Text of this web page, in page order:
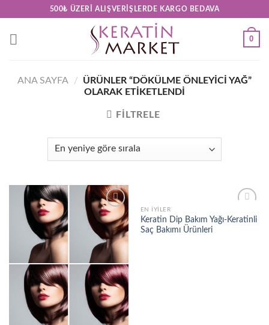
content
500₺ ÜZERI ALIŞVERIŞLERDE KARGO BEDAVA
0
ANA SAYFA /
ÜRÜNLER “DÖKÜLME ÖNLEYICI YAĞ”
OLARAK ETIKETLENDI
FILTRELE
Add to
wishlist
Add to
wishlist
EN İYILER
Keratin Dip Bakım Yağı-Keratinli
Saç Bakımı Ürünleri